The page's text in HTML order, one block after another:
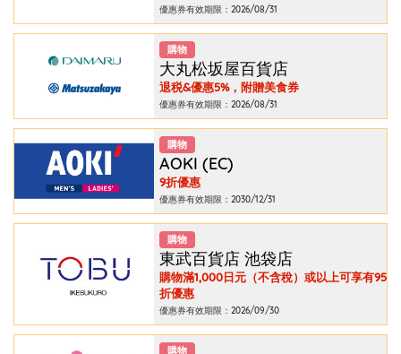
優惠券有效期限：2026/08/31
購物
大丸松坂屋百貨店
退税&優惠5%，附贈美食券
優惠券有效期限：2026/08/31
購物
AOKI (EC)
9折優惠
優惠券有效期限：2030/12/31
購物
東武百貨店 池袋店
購物滿1,000日元（不含稅）或以上可享有95
折優惠
優惠券有效期限：2026/09/30
購物